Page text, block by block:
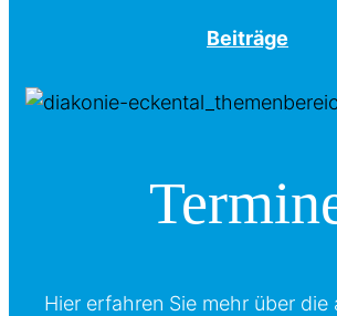
Beiträge
Hier erfahren Sie mehr über die